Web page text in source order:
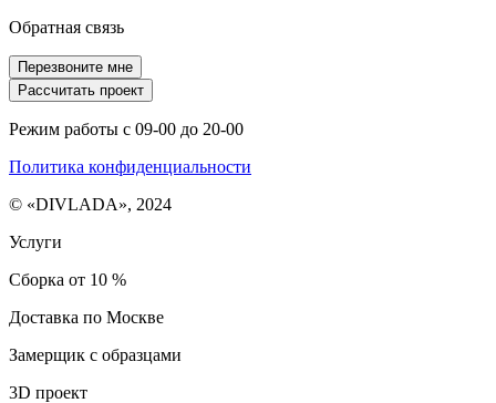
Обратная связь
Перезвоните мне
Рассчитать проект
Режим работы с 09-00 до 20-00
Политика конфиденциальности
© «DIVLADA», 2024
Услуги
Сборка от 10 %
Доставка по Москве
Замерщик с образцами
3D проект